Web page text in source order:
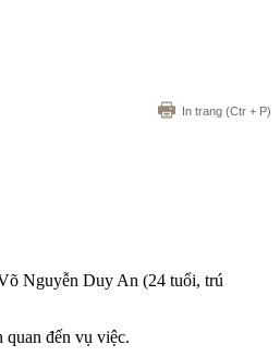
In trang (Ctr + P)
Nguyễn Duy An (24 tuổi, trú
đến vụ việc.